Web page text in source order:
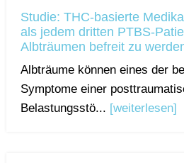
Studie: THC-basierte
als jedem dritten PTBS-
Albträumen befreit zu
Albträume können eines der
Symptome einer
Belastungsstö... [weiterlesen]